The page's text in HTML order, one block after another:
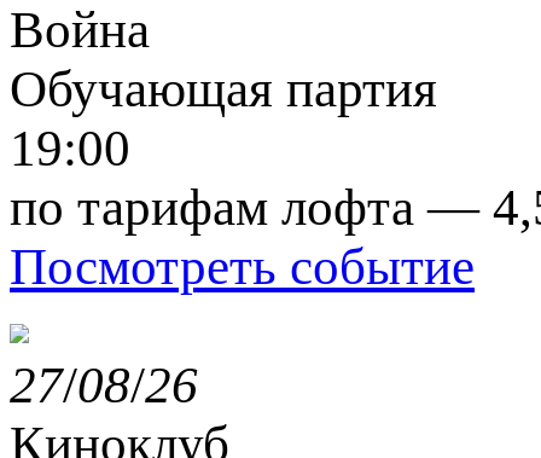
Война
Обучающая партия
19:00
по тарифам лофта —
Посмотреть событие
27/08/26
Киноклуб